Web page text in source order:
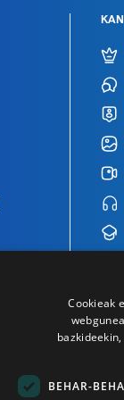
Cookieak
BEHAR-